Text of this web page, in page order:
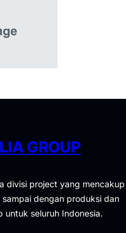
GROUP
divisi project yang mencakup
dengan produksi dan
untuk seluruh Indonesia.